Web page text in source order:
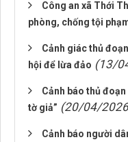
Công an xã Thới
phòng, chống tội
Cảnh giác thủ
hội để lừa đảo (13/
Cảnh báo thủ
tờ giả” (20/04/
Cảnh báo người